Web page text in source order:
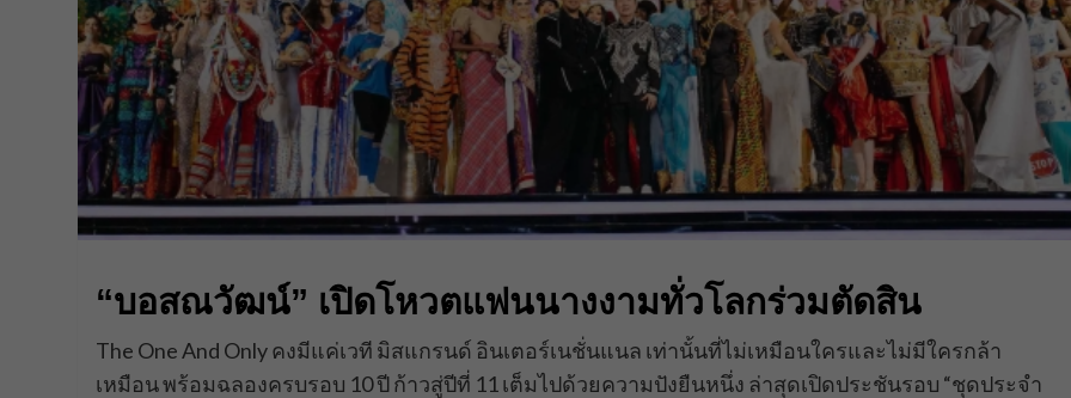
“บอสณวัฒน์” เปิดโหวตแฟนนางงามทั่วโลกร่วมตัดสิน
The One And Only คงมีแค่เวที มิสแกรนด์ อินเตอร์เนชั่นแนล เท่านั้นที่ไม่เหมือนใครและไม่มีใครกล้า
เหมือน พร้อมฉลองครบรอบ 10 ปี ก้าวสู่ปีที่ 11 เต็มไปด้วยความปังยืนหนึ่ง ล่าสุดเปิดประชันรอบ “ชุดประจำ